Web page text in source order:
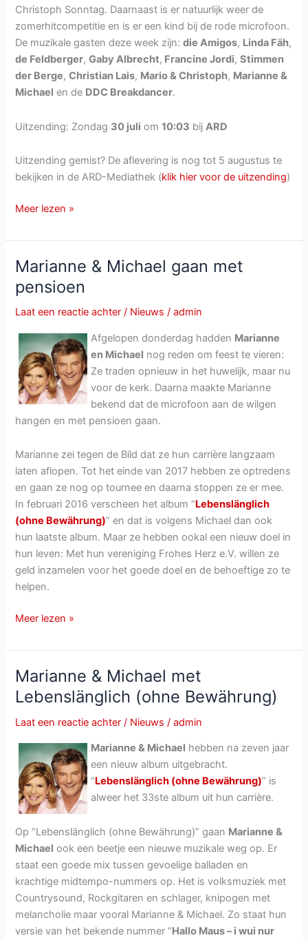
Christoph Sonntag. Daarnaast is er natuurlijk weer de
zomerhitcompetitie en is er een kind bij de rode microfoon.
De muzikale gasten deze week zijn:die Amigos, Linda Fäh,
de Feldberger,Gaby Albrecht, Francine Jordi,Stimmen
der Berge,Christian Lais, Mario & Christoph, Marianne &
Michael en de DDC Breakdancer.
Uitzending: Zondag 30 juli om10:03 bijARD
Uitzending gemist? De aflevering is nog tot 5 augustus te
bekijken in de ARD-Mediathek (klik hier voor de uitzending)
Immer
Sonntags
van
zondag
30
juli
Meer lezen »
Marianne & Michael gaan met
pensioen
Laat een reactie achter / Nieuws /admin
Afgelopen donderdag hadden Marianne
en Michael nog reden om feest te vieren:
Ze traden opnieuw in het huwelijk, maar nu
voor de kerk. Daarna maakte Marianne
bekend dat de microfoon aan de wilgen
hangen en met pensioen gaan.
Marianne zei tegen de Bild dat ze hun carrière langzaam
laten aflopen. Tot het einde van 2017 hebben ze optredens
en gaan ze nog op tournee en daarna stoppen ze er mee.
In februari 2016 verscheen het album “Lebenslänglich
(ohne Bewährung)” en dat is volgens Michael dan ook
hun laatste album. Maar ze hebben ookal een nieuw doel in
hun leven: Met hun vereniging Frohes Herz e.V. willen ze
geld inzamelen voor het goede doel en de behoeftige zo te
helpen.
Marianne
Michael
gaan
met
pensioen
Meer lezen »
Marianne & Michael met
Lebenslänglich (ohne Bewährung)
Laat een reactie achter / Nieuws /admin
Marianne & Michael hebben na zeven jaar
een nieuw album uitgebracht.
“Lebenslänglich (ohne Bewährung)” is
alweer het 33ste album uit hun carrière.
Op “Lebenslänglich (ohne Bewährung)” gaan Marianne &
Michael ook een beetje een nieuwe muzikale weg op. Er
staat een goede mix tussen gevoelige balladen en
krachtige midtempo-nummers op. Het is volksmuziek met
Countrysound, Rockgitaren en schlager, knipogen met
melancholie maar vooral Marianne & Michael. Zo staat hun
versie van het bekende nummer “Hallo Maus – i wui nur